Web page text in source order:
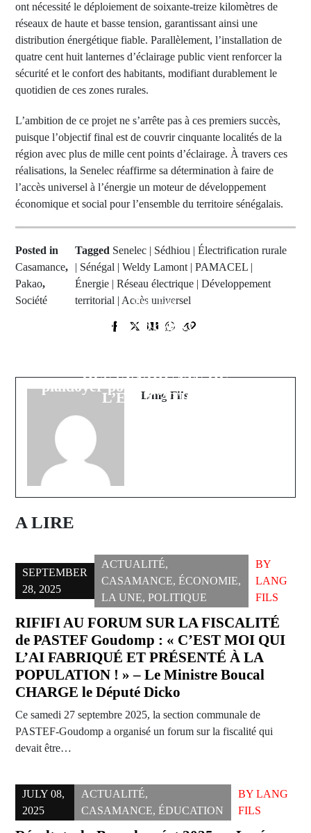
ont nécessité le déploiement de soixante-treize kilomètres de
réseaux de haute et basse tension, garantissant ainsi une
distribution énergétique fiable. Parallèlement, l’installation de
quatre cent huit lanternes d’éclairage public vient renforcer la
sécurité et le confort des habitants, modifiant durablement le
quotidien de ces zones rurales.
L’ambition de ce projet ne s’arrête pas à ces premiers succès,
puisque l’objectif final est de couvrir cinquante localités de la
région avec plus de mille cent points d’éclairage. À travers ces
réalisations, la Senelec réaffirme sa détermination à faire de
l’accès universel à l’énergie un moteur de développement
économique et social pour l’ensemble du territoire sénégalais.
Posted in
Casamance,
Pakao,
Société
Tagged Senelec | Sédhiou | Électrification rurale
| Sénégal | Weldy Lamont | PAMACEL |
Énergie | Réseau électrique | Développement
territorial | Accès universel
Prev Post
SIGNATURE DU PROTOCOLE
DES SYNDICATS DE
L’ÉDUCATION
Next Post
plaidoyer pour la justice et l'équité
Lang Fils
A LIRE
SEPTEMBER
28, 2025
ACTUALITÉ,
CASAMANCE, ÉCONOMIE,
LA UNE, POLITIQUE
BY
LANG
FILS
RIFIFI AU FORUM SUR LA FISCALITÉ
de PASTEF Goudomp : « C’EST MOI QUI
L’AI FABRIQUÉ ET PRÉSENTÉ À LA
POPULATION ! » – Le Ministre Boucal
CHARGE le Député Dicko
Ce samedi 27 septembre 2025, la section communale de
PASTEF-Goudomp a organisé un forum sur la fiscalité qui
devait être…
JULY 08,
2025
ACTUALITÉ,
CASAMANCE,ÉDUCATION
BY LANG
FILS